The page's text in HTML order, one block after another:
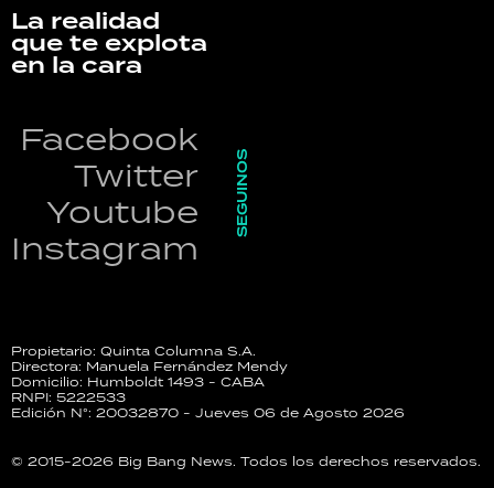
La realidad
que te explota
en la cara
Facebook
Twitter
Youtube
Instagram
SEGUINOS
Propietario: Quinta Columna S.A.
Directora: Manuela Fernández Mendy
Domicilio: Humboldt 1493 - CABA
RNPI: 5222533
Edición N°: 20032870 - Jueves 06 de Agosto 2026
© 2015-2026 Big Bang News. Todos los derechos reservados.